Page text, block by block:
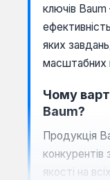
ключів Baum
яких
масштабних
Чому
Baum?
Продукція
якості на